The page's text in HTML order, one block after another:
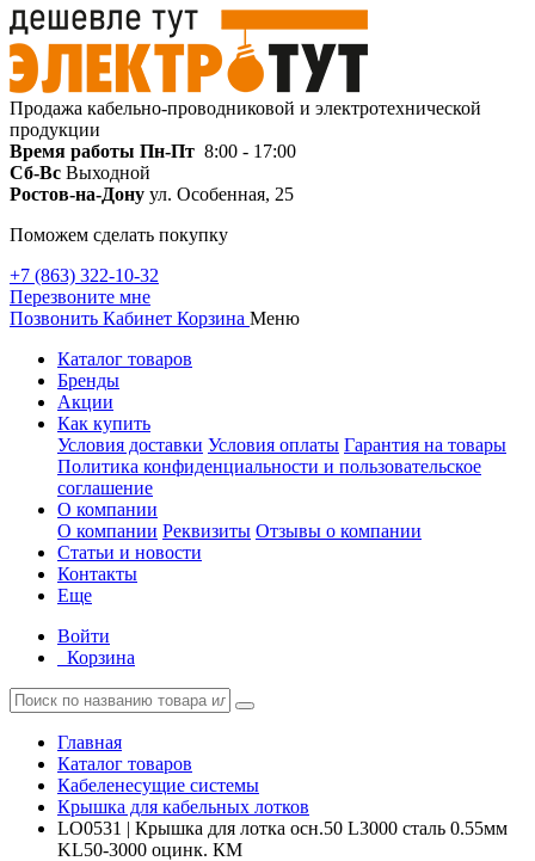
Продажа кабельно-проводниковой и электротехнической
продукции
Время работы Пн-Пт 8:00 - 17:00
Сб-Вс Выходной
Ростов-на-Дону ул. Особенная, 25
Поможем сделать покупку
+7 (863) 322-10-32
Перезвоните мне
Позвонить Кабинет Корзина Меню
Каталог товаров
Бренды
Акции
Как купить
Условия доставки Условия оплаты Гарантия на товары
Политика конфиденциальности и пользовательское
соглашение
О компании
О компании Реквизиты Отзывы о компании
Статьи и новости
Контакты
Еще
Войти
Корзина
Главная
Каталог товаров
Кабеленесущие системы
Крышка для кабельных лотков
LO0531 | Крышка для лотка осн.50 L3000 сталь 0.55мм
KL50-3000 оцинк. КМ